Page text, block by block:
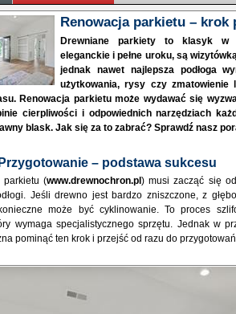
Renowacja parkietu – krok
Drewniane parkiety to klasyk w
eleganckie i pełne uroku, są
jednak nawet najlepsza podłoga
użytkowania, rysy czy zmatowienie
Renowacja parkietu może wydawać się
cierpliwości i odpowiednich narzędziach
blask. Jak się za to zabrać? Sprawdź nasz
– podstawa sukcesu
parkietu (www.drewnochron.pl) musi zacząć się
Jeśli drewno jest bardzo zniszczone, z
może być cyklinowanie. To proces
wymaga specjalistycznego sprzętu. Jednak w
pominąć ten krok i przejść od razu do